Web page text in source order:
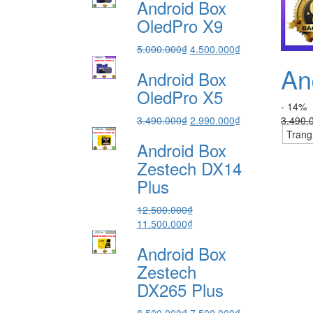
là:
7.490.000₫.
6.490.000₫.
Android Box
OledPro X9
5.000.000₫ Giá
là:
5.000.000₫.
4.500.000₫Giá
4.500.000₫.
Android Box
OledPro X5
3.490.000₫ Giá
là:
3.490.000₫.
2.990.000₫Giá
là:
2.990.000₫.
Android Box
Zestech DX14
Plus
12.500.000₫
Giá
là:
12.500.000₫.
11.500.000₫Giá
tại
là:
11.500.000₫.
Android Box
Zestech
DX265 Plus
- 14%